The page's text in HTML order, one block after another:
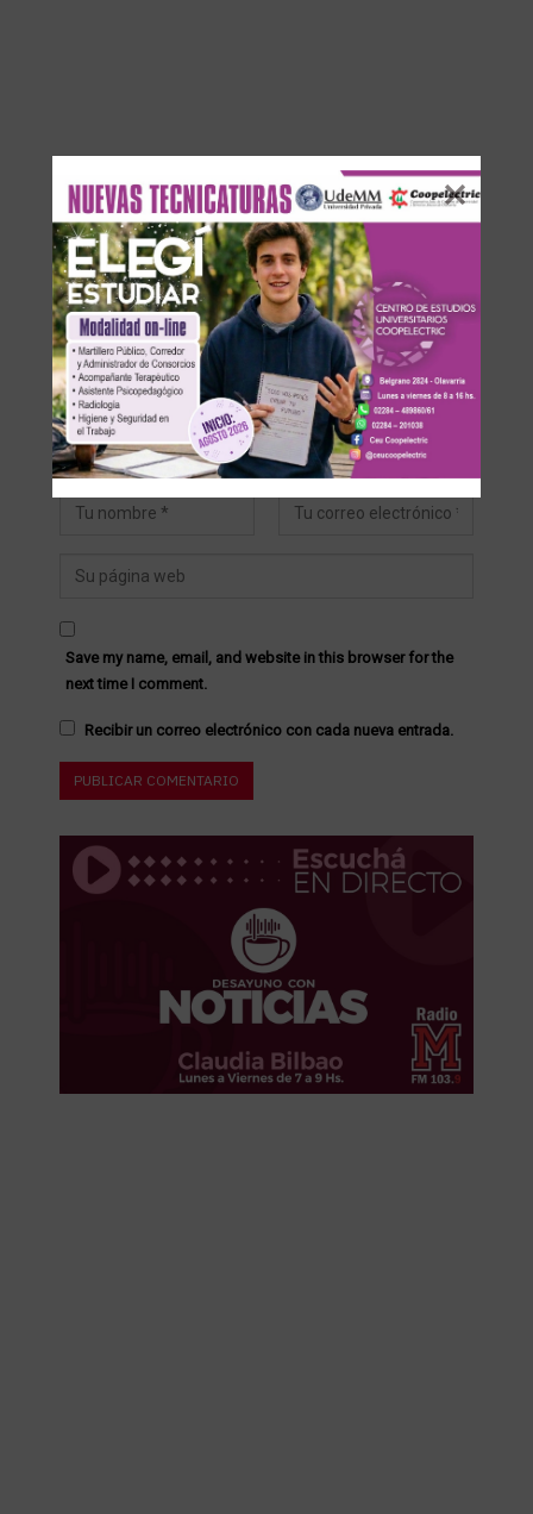
DEJA UNA RESPUESTA
Su dirección de correo electrónico no será publicada.
Save my name, email, and website in this browser for the
next time I comment.
Recibir un correo electrónico con cada nueva entrada.